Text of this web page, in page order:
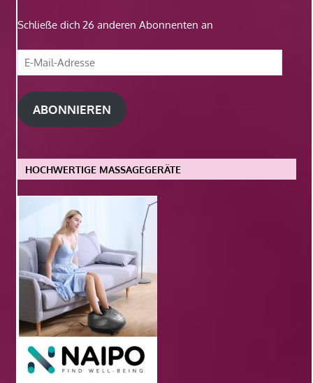
Schließe dich 26 anderen Abonnenten an
E-
Mail-
Adresse
ABONNIEREN
HOCHWERTIGE MASSAGEGERÄTE